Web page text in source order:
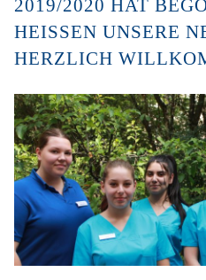
2019/2020 HAT
HEISSEN UNSERE
ERZLICH